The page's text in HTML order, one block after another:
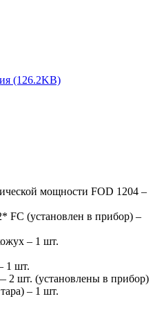
(126.2KB)
мощности FOD 1204 –
FC (установлен в прибор) –
– 1 шт.
1 шт.
2 шт. (установлены в прибор)
– 1 шт.